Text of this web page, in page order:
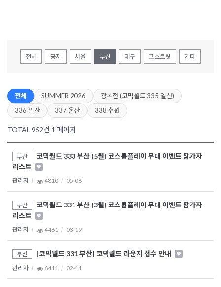
전체 공지 서울 부산 대구 코스트릿 기타
전체 SUMMER 2026
광복전 (코믹월드 335 일산)
336 일산
337 울산 338 수원
TOTAL 952건 1 페이지
부산
코믹월드 333 부산 (5월) 코스튬플레이 무대 이벤트 참가자
리스트
관리자 4810 05-06
부산
코믹월드 331 부산 (3월) 코스튬플레이 무대 이벤트 참가자
리스트
관리자 4461 03-19
부산 [코믹월드 331 부산] 코믹월드 라운지 접수 안내
관리자 6411 02-11